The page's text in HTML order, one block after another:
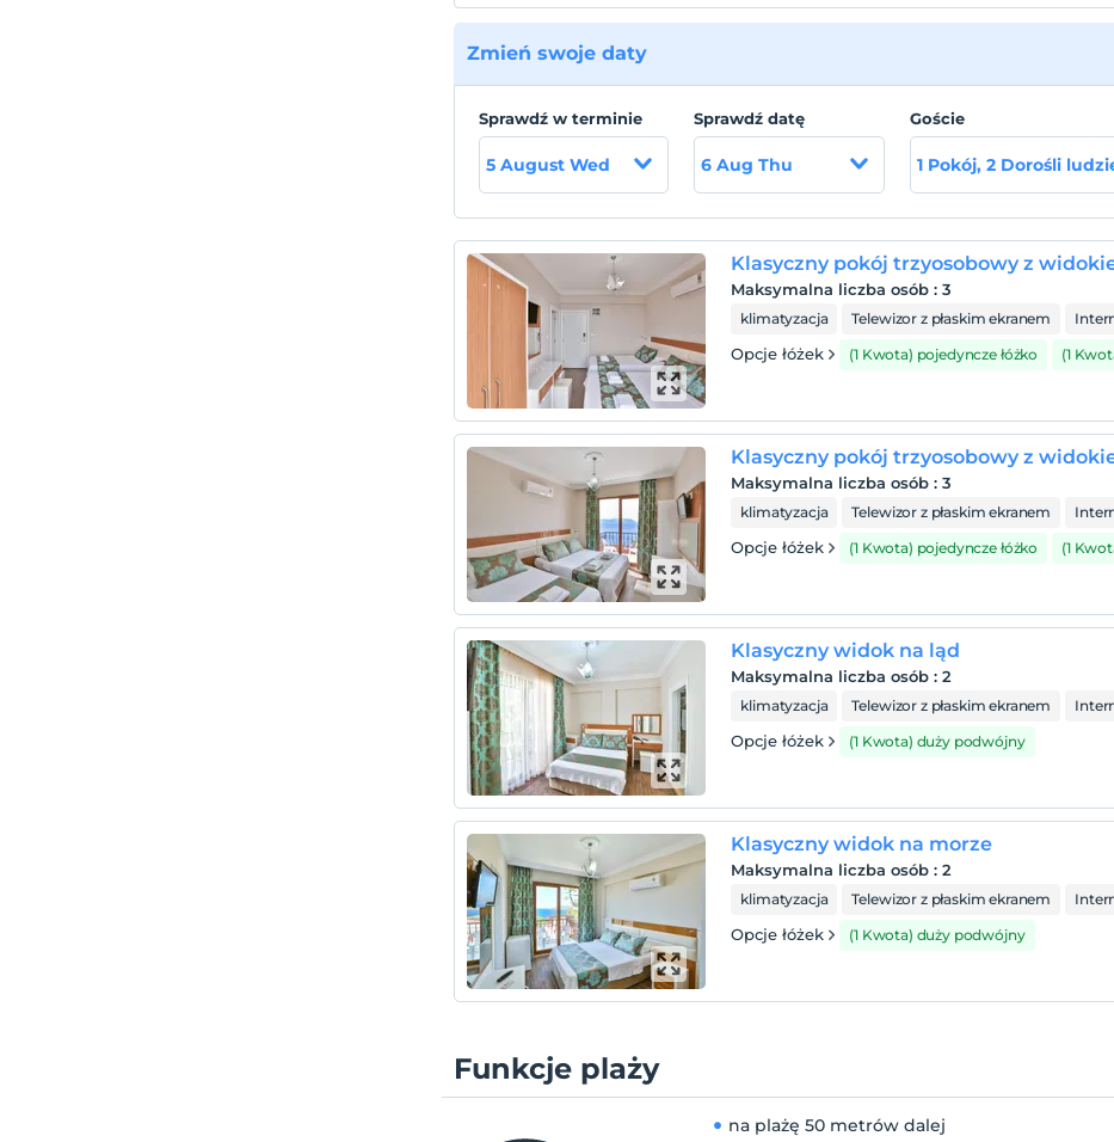
Zmień swoje daty
Sprawdź w terminie
5 August Wed
Sprawdź datę
6 Aug Thu
Goście
1 Pokój, 2 Dorośli
Klasyczny pokój trzyosobowy z
Maksymalna liczba osób :3
klimatyzacja Telewizor z płaskim ekranem
Opcje łóżek (1 Kwota) pojedyncze łóżko (1
Klasyczny pokój trzyosobowy z
Maksymalna liczba osób :3
klimatyzacja Telewizor z płaskim ekranem
Opcje łóżek (1 Kwota) pojedyncze łóżko (1
Klasyczny widok na ląd
Maksymalna liczba osób :2
klimatyzacja Telewizor z płaskim ekranem
Opcje łóżek (1 Kwota) duży podwójny
Klasyczny widok na morze
Maksymalna liczba osób :2
klimatyzacja Telewizor z płaskim ekranem
Opcje łóżek (1 Kwota) duży podwójny
Funkcje plaży
na plażę 50 metrów dalej